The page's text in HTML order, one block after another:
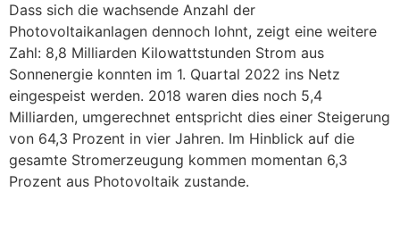
Dass sich die wachsende Anzahl der
Photovoltaikanlagen dennoch lohnt, zeigt eine weitere
Zahl: 8,8 Milliarden Kilowattstunden Strom aus
Sonnenergie konnten im 1. Quartal 2022 ins Netz
eingespeist werden. 2018 waren dies noch 5,4
Milliarden, umgerechnet entspricht dies einer Steigerung
von 64,3 Prozent in vier Jahren. Im Hinblick auf die
gesamte Stromerzeugung kommen momentan 6,3
Prozent aus Photovoltaik zustande.